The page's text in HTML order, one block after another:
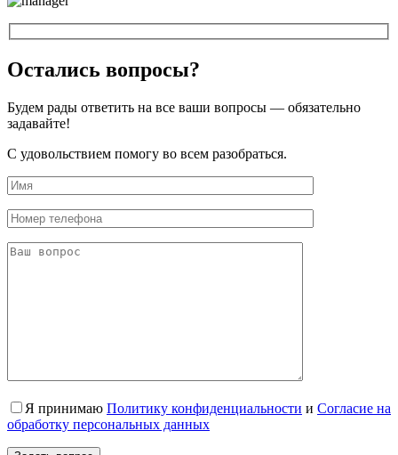
Остались вопросы?
Будем рады ответить на все ваши вопросы — обязательно
задавайте!
С удовольствием помогу во всем разобраться.
Я принимаю Политику конфиденциальности и Согласие на
обработку персональных данных